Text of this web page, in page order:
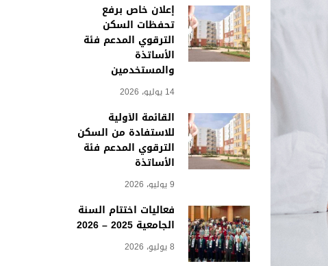
إعلان خاص برفع
تحفظات السكن
الترقوي المدعم فئة
الأساتذة
والمستخدمين
14 يوليو، 2026
القائمة الأولية
للاستفادة من السكن
الترقوي المدعم فئة
الأساتذة
9 يوليو، 2026
فعاليات اختتام السنة
الجامعية 2025 – 2026
8 يوليو، 2026